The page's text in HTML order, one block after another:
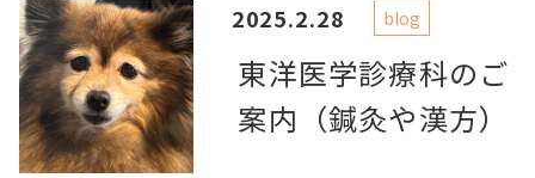
東洋医学診療科のご
案内（鍼灸や漢方）
2025.2.28 blog